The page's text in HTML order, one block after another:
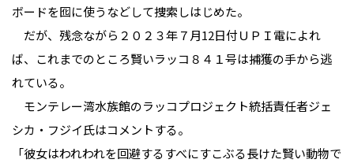
ボードを囮に使うなどして捜索しはじめた。
だが、残念ながら２０２３年７月12日付ＵＰＩ電によれ
ば、これまでのところ賢いラッコ８４１号は捕獲の手から逃
れている。
モンテレー湾水族館のラッコプロジェクト統括責任者ジェ
シカ・フジイ氏はコメントする。
「彼女はわれわれを回避するすべにすこぶる長けた賢い動物で